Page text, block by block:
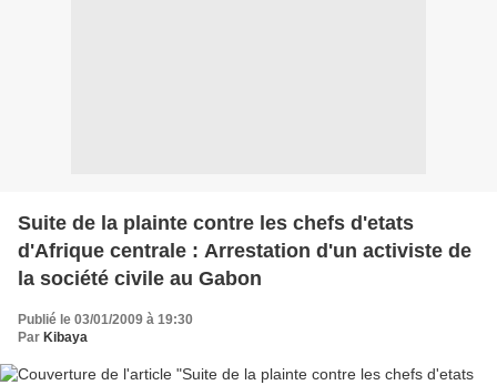
Suite de la plainte contre les chefs d'etats
d'Afrique centrale : Arrestation d'un activiste de
la société civile au Gabon
Publié le 03/01/2009 à 19:30
Par Kibaya